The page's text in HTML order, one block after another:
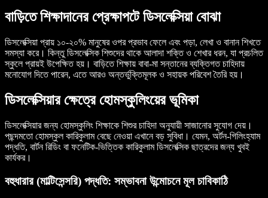
বাড়িতে শিক্ষাদানের প্রেক্ষাপটে ডিসলেক্সিয়া বোঝা
ডিসলেক্সিয়া প্রায় ১০-২০% মানুষের ওপর প্রভাব ফেলে এবং পড়া, লেখা ও বানান শিখতে
সমস্যা করে। কিন্তু ডিসলেক্সিক শিশুদের থাকে আলাদা শক্তি ও শেখার ধরন, যা প্রচলিত
স্কুলে প্রায়ই উপেক্ষিত হয়। বাড়িতে শিক্ষায় বাবা-মা সন্তানের ব্যক্তিগত চাহিদায়
মনোযোগ দিতে পারেন, এতে আরও অন্তর্ভুক্তিমূলক ও সহায়ক পরিবেশ তৈরি হয়।
ডিসলেক্সিয়ার ক্ষেত্রে হোমস্কুলিংয়ের ভূমিকা
ডিসলেক্সিয়ার জন্য হোমস্কুলিং শিক্ষাকে শিশুর চাহিদা অনুযায়ী সাজানোর সুযোগ দেয়।
পছন্দমতো হোমস্কুল কারিকুলাম বেছে নেওয়া এখানে বড় সুবিধা। যেমন, অর্টন-গিলিংহ্যাম
পদ্ধতি, বার্টন রিডিং বা ফনেটিক-ভিত্তিক কারিকুলাম ডিসলেক্সিক ছাত্রদের জন্য খুবই
কার্যকর।
বহুধারার (মাল্টিসেন্সরি) পদ্ধতি: সম্ভাবনা উন্মোচনে মূল চাবিকাঠি